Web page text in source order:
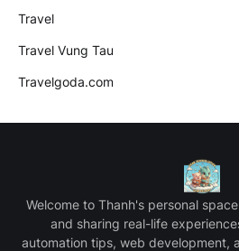
Travel
Travel Vung Tau
Travelgoda.com
Welcome to Thanh's personal
and sharing real-life
automation tips, web development,